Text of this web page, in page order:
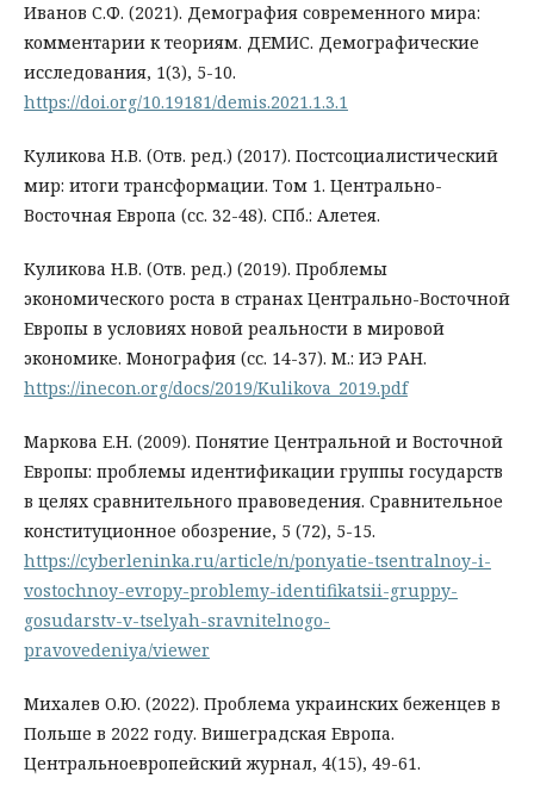
Иванов С.Ф. (2021). Демография современного мира:
комментарии к теориям. ДЕМИС. Демографические
исследования, 1(3), 5-10.
https://doi.org/10.19181/demis.2021.1.3.1
Куликова Н.В. (Отв. ред.) (2017). Постсоциалистический
мир: итоги трансформации. Том 1. Центрально-
Восточная Европа (сс. 32-48). СПб.: Алетея.
Куликова Н.В. (Отв. ред.) (2019). Проблемы
экономического роста в странах Центрально-Восточной
Европы в условиях новой реальности в мировой
экономике. Монография (сс. 14-37). М.: ИЭ РАН.
https://inecon.org/docs/2019/Kulikova_2019.pdf
Маркова Е.Н. (2009). Понятие Центральной и Восточной
Европы: проблемы идентификации группы государств
в целях сравнительного правоведения. Сравнительное
конституционное обозрение, 5 (72), 5-15.
https://cyberleninka.ru/article/n/ponyatie-tsentralnoy-i-
vostochnoy-evropy-problemy-identifikatsii-gruppy-
gosudarstv-v-tselyah-sravnitelnogo-
pravovedeniya/viewer
Михалев О.Ю. (2022). Проблема украинских беженцев в
Польше в 2022 году. Вишеградская Европа.
Центральноевропейский журнал, 4(15), 49-61.